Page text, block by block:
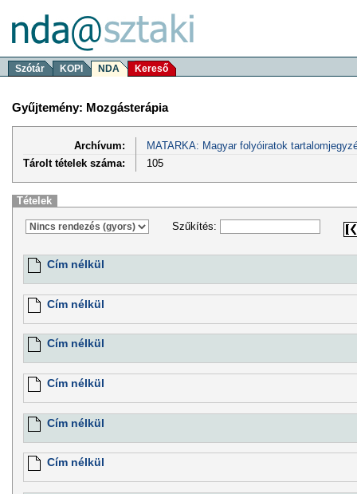
Szótár KOPI NDA Kereső
Gyűjtemény: Mozgásterápia
Archívum:
MATARKA: Magyar folyóiratok
Tárolt tételek száma:
105
Tételek
Szűkítés:
Cím nélkül
Cím nélkül
Cím nélkül
Cím nélkül
Cím nélkül
Cím nélkül